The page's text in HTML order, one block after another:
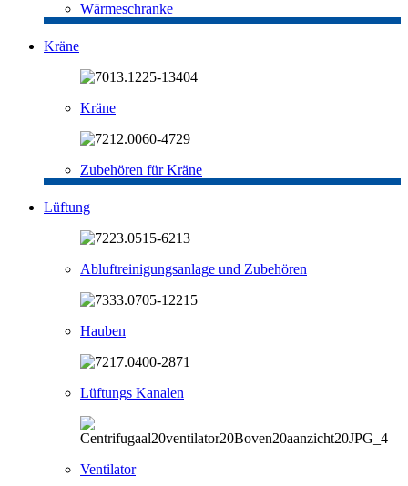
Wärmeschranke
Kräne
Kräne
Zubehören für Kräne
Lüftung
Abluftreinigungsanlage und Zubehören
Hauben
Lüftungs Kanalen
Ventilator